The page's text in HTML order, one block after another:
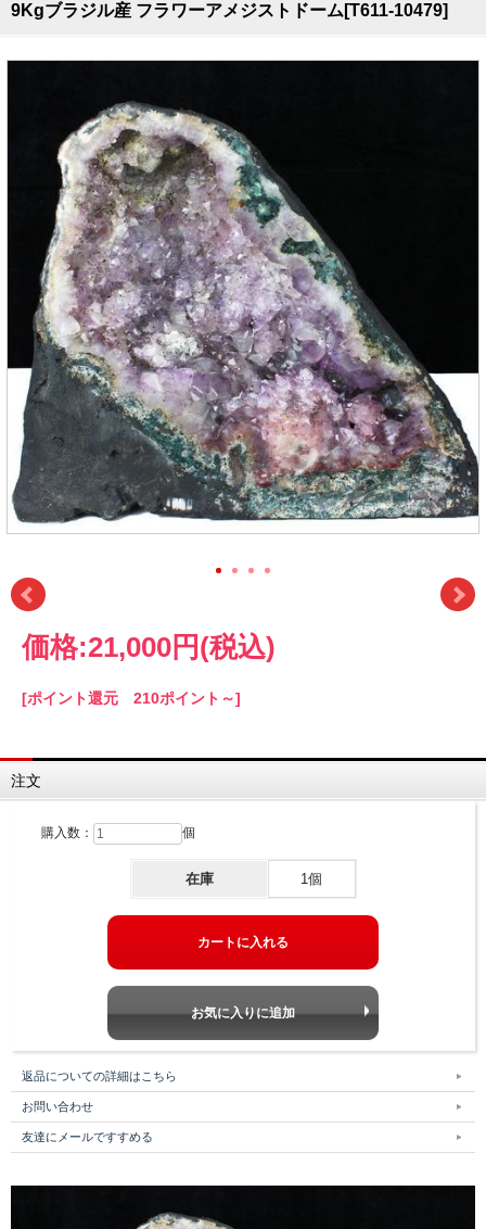
9Kgブラジル産 フラワーアメジストドーム[T611-10479]
価格:21,000円 (税込)
[ポイント還元 210ポイント～]
注文
購入数： 個
在庫 1個
返品についての詳細はこちら
お問い合わせ
友達にメールですすめる